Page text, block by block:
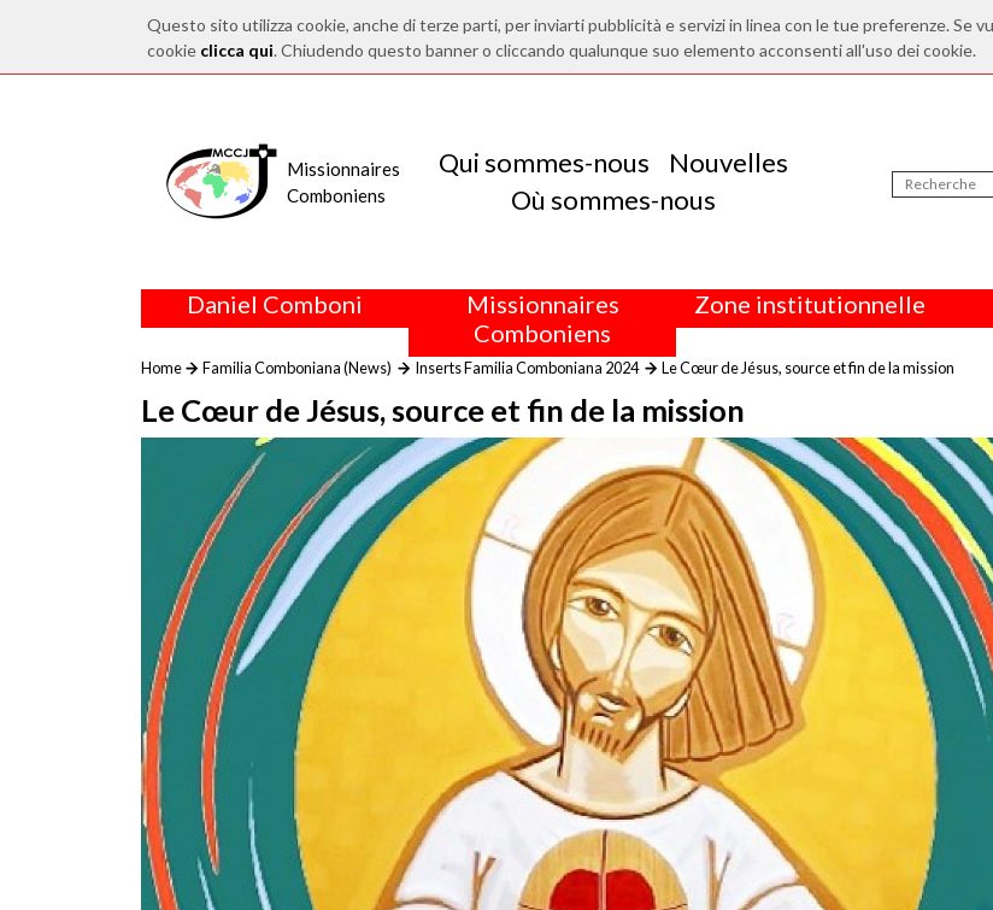
Questo sito utilizza cookie, anche di terze parti, per inviarti pubblicità e servizi in linea con le tue preferenze. Se
cookie clicca qui. Chiudendo questo banner o cliccando qualunque suo elemento acconsenti all'uso dei cookie.
Missionnaires
Comboniens
Qui sommes-nous
Nouvelles
Où sommes-nous
Daniel Comboni
Missionnaires
Comboniens
Zone institutionnelle
Home Familia Comboniana (News) Inserts Familia Comboniana 2024 Le Cœur de Jésus, source et fin de la mission
Le Cœur de Jésus, source et fin de la mission